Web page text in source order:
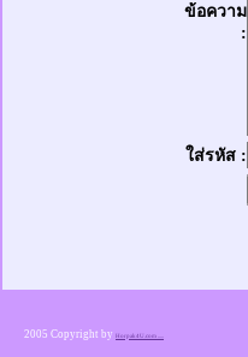
ข้อความ
:
ใส่รหัส :
2005 Copyright by Horpak4U.com .....